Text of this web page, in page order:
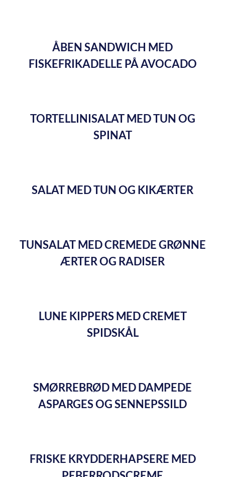
ÅBEN SANDWICH MED
FISKEFRIKADELLE PÅ AVOCADO
TORTELLINISALAT MED TUN OG
SPINAT
SALAT MED TUN OG KIKÆRTER
TUNSALAT MED CREMEDE GRØNNE
ÆRTER OG RADISER
LUNE KIPPERS MED CREMET
SPIDSKÅL
SMØRREBRØD MED DAMPEDE
ASPARGES OG SENNEPSSILD
FRISKE KRYDDERHAPSERE MED